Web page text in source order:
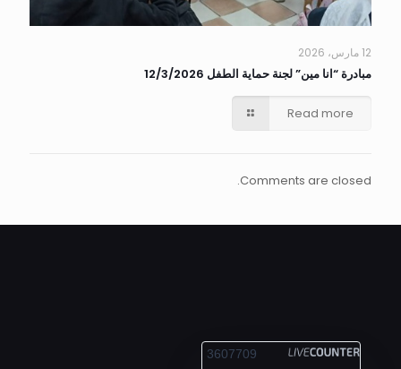
12 مارس، 2026
مبادرة “انا مين” لجنة حماية الطفل 12/3/2026
Read more
Comments are closed.
3607709